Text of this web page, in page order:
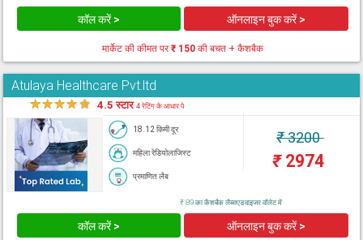
कॉल करें > ऑनलाइन बुक करें >
मार्केट की कीमत पर₹ 150की बचत + कैशबैक
Atulaya Healthcare Pvt.ltd
★★★★★ 4.5 स्टार4 रेटिंग के आधार पे
18.12 किमी दूर
महिला रेडियोलाजिस्ट
प्रमाणित लैब
₹3200
₹2974
₹ 89 का कैशबैक लैब्सएडवाइजर वॉलेट में
कॉल करें > ऑनलाइन बुक करें >